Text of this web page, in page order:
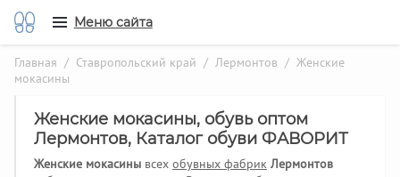
Меню сайта
Главная / Ставропольский край / Лермонтов / Женские
мокасины
Женские мокасины, обувь оптом
Лермонтов, Каталог обуви ФАВОРИТ
Женские мокасины всех обувных фабрик Лермонтов